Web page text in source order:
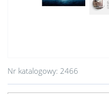
Nr katalogowy: 2466